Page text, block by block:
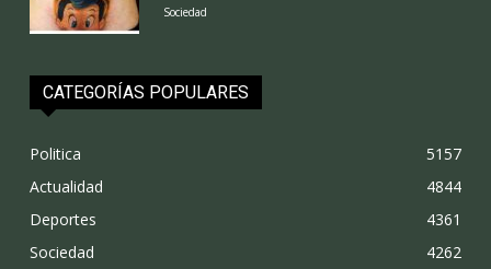
Sociedad
CATEGORÍAS POPULARES
Politica
5157
Actualidad
4844
Deportes
4361
Sociedad
4262